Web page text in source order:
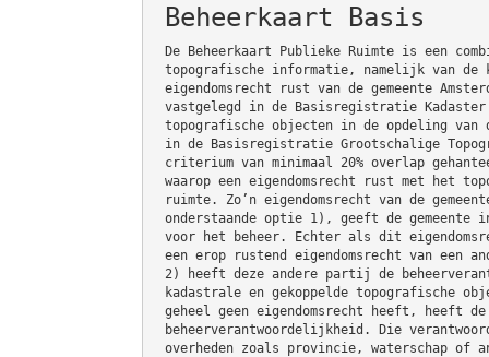
Beheerkaart Basis
De Beheerkaart Publieke Ruimte is een
topografische informatie, namelijk van de
eigendomsrecht rust van de gemeente
vastgelegd in de Basisregistratie Kadaster
topografische objecten in de opdeling van
in de Basisregistratie Grootschalige
criterium van minimaal 20% overlap
waarop een eigendomsrecht rust met het
ruimte. Zo’n eigendomsrecht van de
onderstaande optie 1), geeft de
voor het beheer. Echter als dit
een erop rustend eigendomsrecht van een
2) heeft deze andere partij de
kadastrale en gekoppelde topografische
geheel geen eigendomsrecht heeft, heeft de
beheerverantwoordelijkheid. Die
overheden zoals provincie, waterschap of